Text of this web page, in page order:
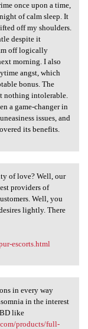
once upon a time,
of calm sleep. It
off my shoulders.
despite it
off logically
morning. I also
angst, which
bonus. The
nothing intolerable.
a game-changer in
issues, and
its benefits.
of love? Well, our
providers of
Well, you
lightly. There
escorts.html
in every way
in the interest
like
products/full-